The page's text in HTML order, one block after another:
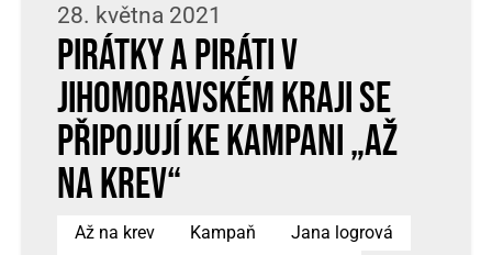
28. května 2021
Pirátky a Piráti v
Jihomoravském kraji se
připojují ke kampani „Až
na krev“
Až na krev Kampaň
Jana logrová